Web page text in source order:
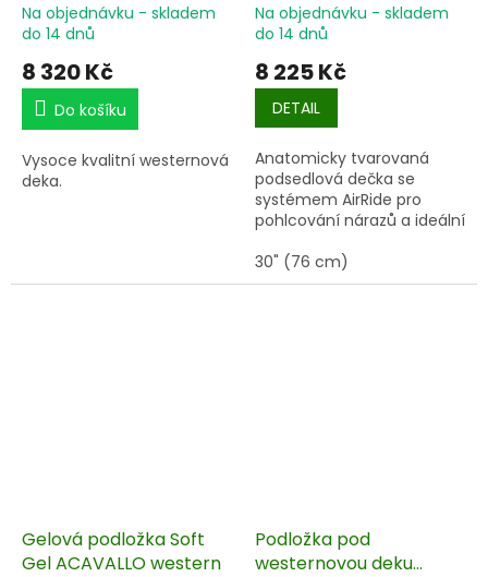
Na objednávku - skladem
do 14 dnů
8 320 Kč
Do košíku
Vysoce kvalitní westernová
deka.
Na objednávku - skladem
do 14 dnů
8 225 Kč
DETAIL
Anatomicky tvarovaná
podsedlová dečka se
systémem AirRide pro
pohlcování nárazů a ideální
jezdce.
30" (76 cm)
Gelová podložka Soft
Gel ACAVALLO western
Podložka pod
westernovou deku